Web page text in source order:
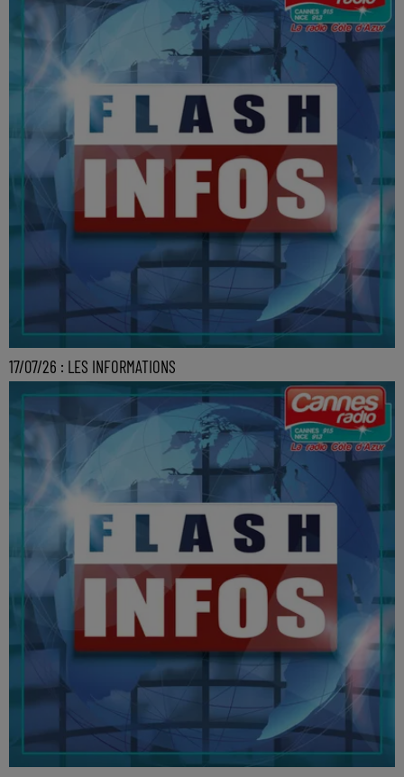
17/07/26 : LES INFORMATIONS